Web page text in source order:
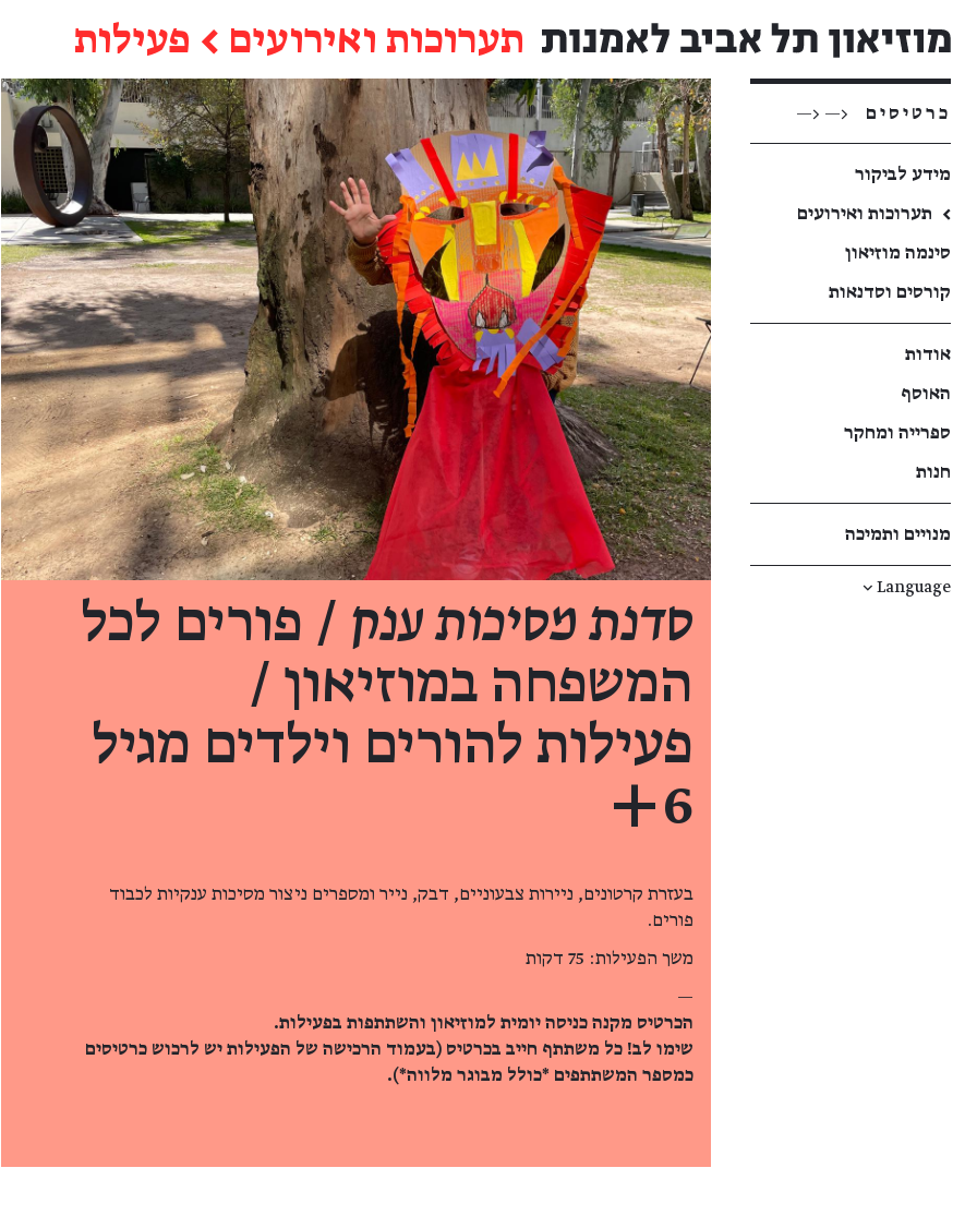
תערוכות ואירועים ← פעילות
כרטיסים <— <—
מידע לביקור
←
תערוכות ואירועים
סינמה מוזיאון
קורסים וסדנאות
אודות
האוסף
ספרייה ומחקר
חנות
מנויים ותמיכה
Language
↓
סדנת מסיכות ענק / פורים לכל
המשפחה במוזיאון /
פעילות להורים וילדים מגיל
6+
בעזרת קרטונים, ניירות צבעוניים, דבק, נייר ומספרים ניצור מסיכות ענקיות לכבוד
פורים.
משך הפעילות: 75 דקות
—
הכרטיס מקנה כניסה יומית למוזיאון והשתתפות בפעילות.
שימו לב! כל משתתף חייב בכרטיס (בעמוד הרכישה של הפעילות יש לרכוש כרטיסים
כמספר המשתתפים *כולל מבוגר מלווה*).